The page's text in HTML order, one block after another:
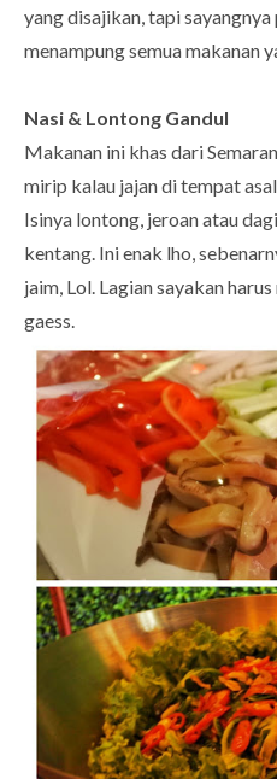
yang disajikan, tapi
menampung semua makanan
Nasi & Lontong Gandul
Makanan ini khas dari
mirip kalau jajan di tempat
Isinya lontong, jeroan atau
kentang. Ini enak lho,
jaim, Lol. Lagian sayakan
gaess.